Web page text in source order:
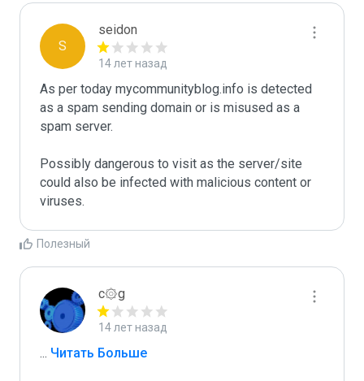
S
seidon
14 лет назад
As per today mycommunityblog.info is detected
as a spam sending domain or is misused as a
spam server.
Possibly dangerous to visit as the server/site
could also be infected with malicious content or
Полезный
c۞g
14 лет назад
... Читать Больше